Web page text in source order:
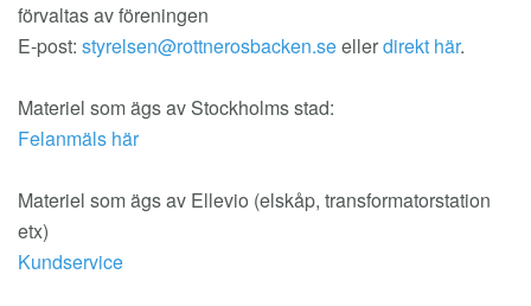
förvaltas av föreningen
E-post: styrelsen@rottnerosbacken.seellerdirekt här.
Materiel som ägs av Stockholms stad:
Felanmäls här
Materiel som ägs av Ellevio (elskåp, transformatorstation
etx)
Kundservice